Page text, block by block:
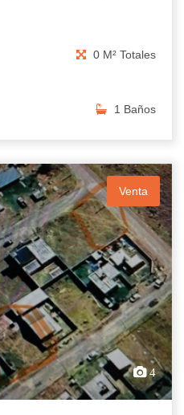
0 M² Totales
1 Baños
Venta
4